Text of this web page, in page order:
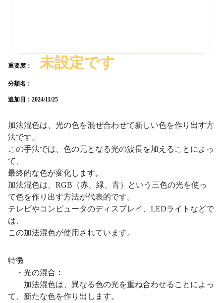
重要度： 未設定です
分類名：
追加日： 2024/11/25
加法混色は、光の色を混ぜ合わせて新しい色を作り出す方
法です。
この手法では、色の元となる光の波長を加えることによっ
て、
最終的な色が変化します。
加法混色は、RGB（赤、緑、青）という三色の光を使っ
て色を作り出す方法が代表的です。
テレビやコンピュータのディスプレイ、LEDライトなどで
は、
この加法混色が使用されています。
特徴
・光の混合：
加法混色は、異なる色の光を重ね合わせることによっ
て、新たな色を作り出します。